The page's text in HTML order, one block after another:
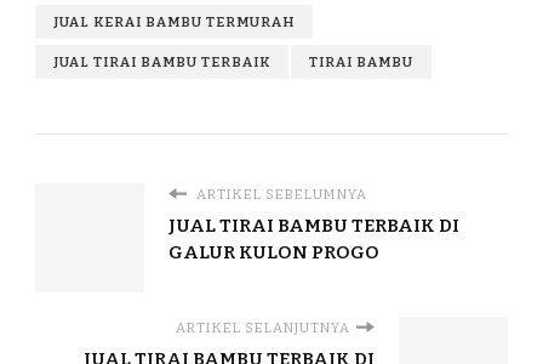
JUAL KERAI BAMBU TERMURAH
JUAL TIRAI BAMBU TERBAIK TIRAI BAMBU
ARTIKEL SEBELUMNYA
JUAL TIRAI BAMBU TERBAIK DI
GALUR KULON PROGO
ARTIKEL SELANJUTNYA
JUAL TIRAI BAMBU TERBAIK DI